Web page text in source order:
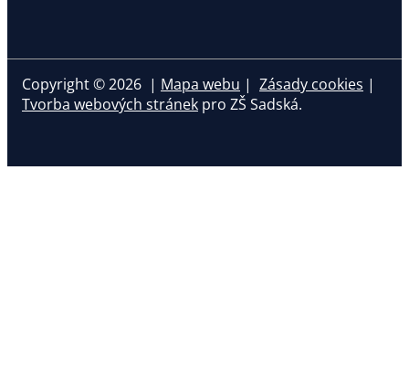
Copyright © 2026 | Mapa webu | Zásady cookies |
Tvorba webových stránek pro ZŠ Sadská.